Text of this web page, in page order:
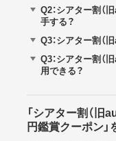
Q2：シアター割（
手する？
Q3：シアター割（
Q3：シアター割（
用できる？
「シアター割（旧
円鑑賞クーポン